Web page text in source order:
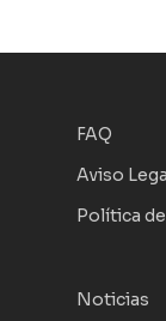
FAQ
Aviso
Política
Noticias